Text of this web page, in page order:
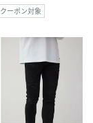
クーポン対象